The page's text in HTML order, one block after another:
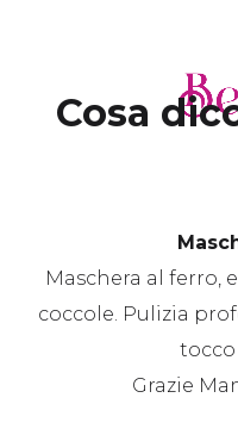
Cosa
Maschera al ferro,
coccole. Pulizia
tocco
Grazie